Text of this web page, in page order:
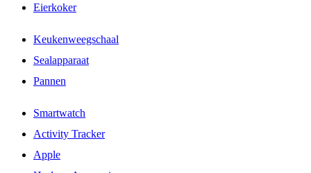
Eierkoker
Keukenweegschaal
Sealapparaat
Pannen
Smartwatch
Activity Tracker
Apple